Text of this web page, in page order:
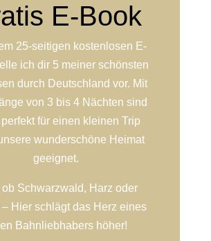
E-Book
25-seitigen kostenlosen E-
ich dir 5 meiner schönsten
durch Deutschland vor. Mit
von 3 bis 4 Nächten sind
für einen kleinen Trip
wunderschöne Heimat
geeignet.
ob Schwarzwald, Harz oder
– Hier schlägt das Herz eines
Bahnliebhabers höher!